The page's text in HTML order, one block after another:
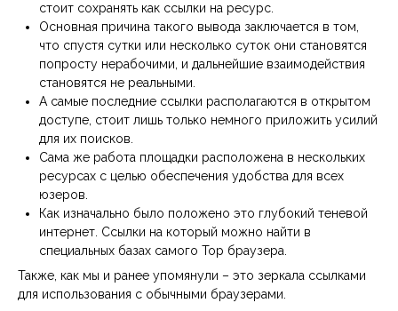
стоит сохранять как ссылки на ресурс.
Основная причина такого вывода заключается в том,
что спустя сутки или несколько суток они становятся
попросту нерабочими, и дальнейшие взаимодействия
становятся не реальными.
А самые последние ссылки располагаются в открытом
доступе, стоит лишь только немного приложить усилий
для их поисков.
Сама же работа площадки расположена в нескольких
ресурсах с целью обеспечения удобства для всех
юзеров.
Как изначально было положено это глубокий теневой
интернет. Ссылки на который можно найти в
специальных базах самого Тор браузера.
Также, как мы и ранее упомянули – это зеркала ссылками
для использования с обычными браузерами.